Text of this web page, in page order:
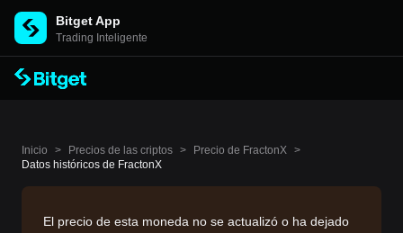
Bitget App
Trading Inteligente
Inicio > Precios de las criptos > Precio de FractonX >
Datos históricos de FractonX
El precio de esta moneda no se actualizó o ha dejado